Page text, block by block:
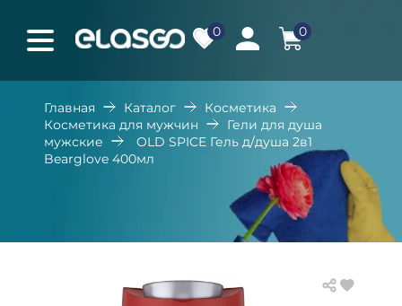
0 0
Главная Каталог
Косметика
Косметика для мужчин
Гели для душа
мужские
OLD SPICE Гель д/душа 2в1
Bearglove 400мл